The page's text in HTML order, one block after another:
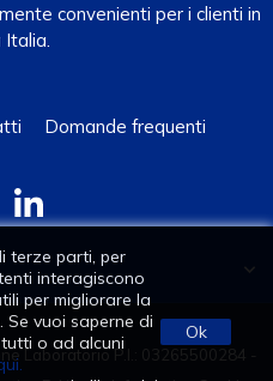
convenienti per i clienti in
Domande frequenti

terze parti, per
interagiscono
per migliorare la
vuoi saperne di
o ad alcuni
Ok
Laboratorio P.I.: 03265500284 -